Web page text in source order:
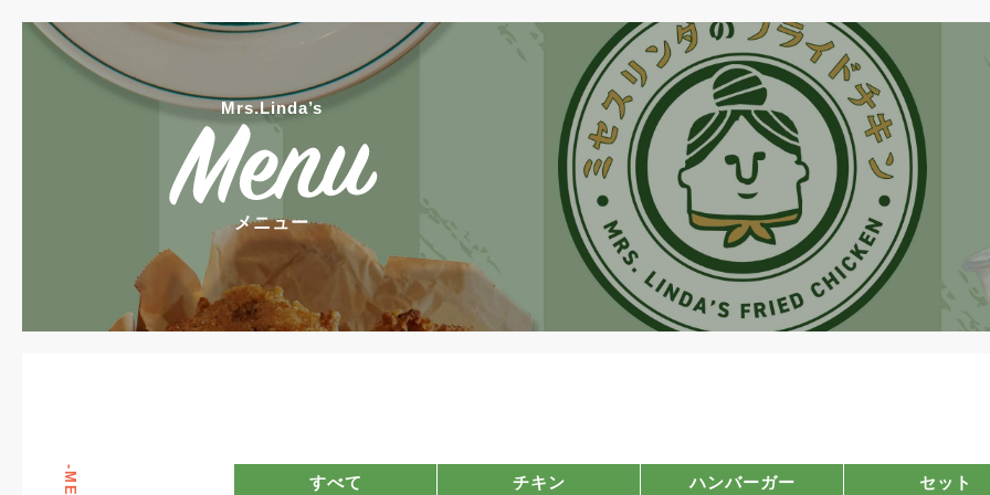
Mrs.Linda’s
メニュー
すべて チキン ハンバーガー セット